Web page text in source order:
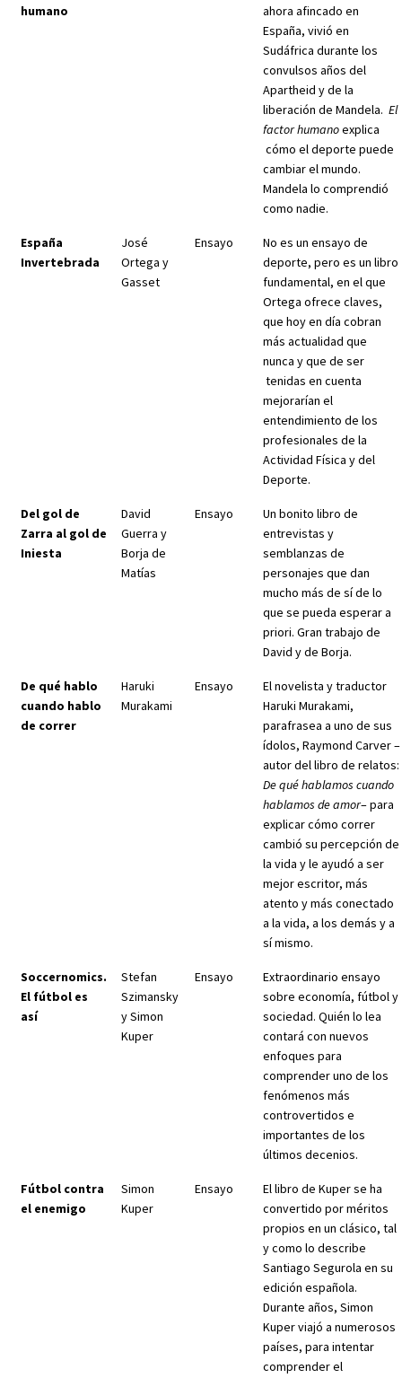
humano
ahora afincado en
España, vivió en
Sudáfrica durante los
convulsos años del
Apartheid y de la
liberación de Mandela. El
factor humanoexplica
cómo el deporte puede
cambiar el mundo.
Mandela lo comprendió
como nadie.
España
Invertebrada
José
Ortega y
Gasset
Ensayo
No es un ensayo de
deporte, pero es un libro
fundamental, en el que
Ortega ofrece claves,
que hoy en día cobran
más actualidad que
nunca y que de ser
tenidas en cuenta
mejorarían el
entendimiento de los
profesionales de la
Actividad Física y del
Deporte.
Del gol de
Zarra al gol de
Iniesta
David
Guerra y
Borja de
Matías
Ensayo
Un bonito libro de
entrevistas y
semblanzas de
personajes que dan
mucho más de sí de lo
que se pueda esperar a
priori. Gran trabajo de
David y de Borja.
De qué hablo
cuando hablo
de correr
Haruki
Murakami
Ensayo
El novelista y traductor
Haruki Murakami,
parafrasea a uno de sus
ídolos, Raymond Carver –
autor del libro de relatos:
De qué hablamos cuando
hablamos de amor– para
explicar cómo correr
cambió su percepción de
la vida y le ayudó a ser
mejor escritor, más
atento y más conectado
a la vida, a los demás y a
sí mismo.
Soccernomics.
El fútbol es
así
Stefan
Szimansky
y Simon
Kuper
Ensayo
Extraordinario ensayo
sobre economía, fútbol y
sociedad. Quién lo lea
contará con nuevos
enfoques para
comprender uno de los
fenómenos más
controvertidos e
importantes de los
últimos decenios.
Fútbol contra
el enemigo
Simon
Kuper
Ensayo
El libro de Kuper se ha
convertido por méritos
propios en un clásico, tal
y como lo describe
Santiago Segurola en su
edición española.
Durante años, Simon
Kuper viajó a numerosos
países, para intentar
comprender el